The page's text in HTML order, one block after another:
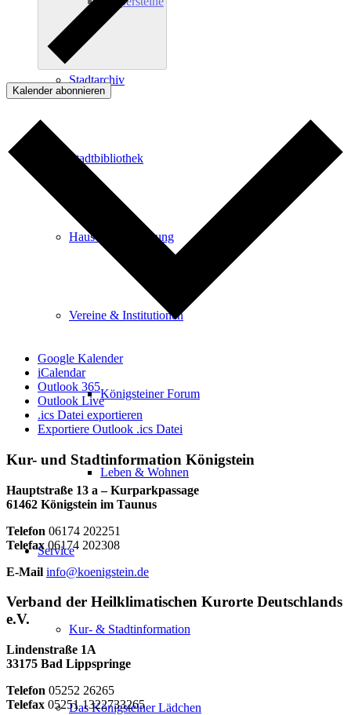
Stadtarchiv
Stadtbibliothek
Haus der Begegnung
Vereine & Institutionen
Königsteiner Forum
Leben & Wohnen
Service
Kur- & Stadtinformation
Das Königsteiner Lädchen
Kalender abonnieren
Google Kalender
iCalendar
Outlook 365
Outlook Live
.ics Datei exportieren
Exportiere Outlook .ics Datei
Kur- und Stadtinformation Königstein
Hauptstraße 13 a – Kurparkpassage
61462 Königstein im Taunus
Telefon 06174 202251
Telefax 06174 202308
E-Mail info@koenigstein.de
Verband der Heilklimatischen Kurorte Deutschlands
e.V.
Lindenstraße 1A
33175 Bad Lippspringe
Telefon 05252 26265
Telefax 05251 1322733265